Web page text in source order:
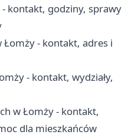
kontakt, godziny, sprawy
Łomży - kontakt, adres i
- kontakt, wydziały,
w Łomży - kontakt,
dla mieszkańców